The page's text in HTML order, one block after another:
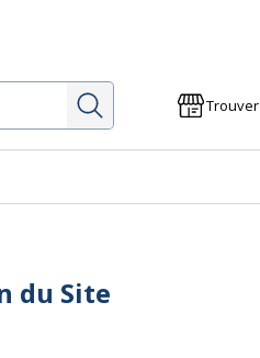
Rechercher
du Site